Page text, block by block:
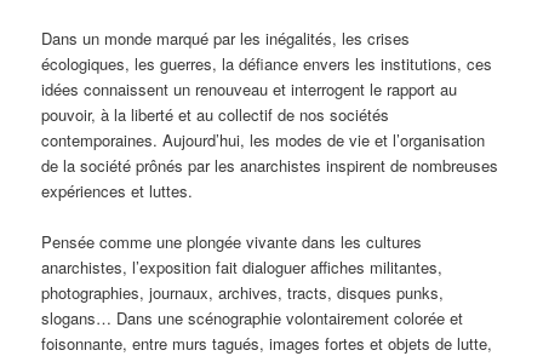
Dans un monde marqué par les inégalités, les crises
écologiques, les guerres, la défiance envers les institutions, ces
idées connaissent un renouveau et interrogent le rapport au
pouvoir, à la liberté et au collectif de nos sociétés
contemporaines. Aujourd’hui, les modes de vie et l’organisation
de la société prônés par les anarchistes inspirent de nombreuses
expériences et luttes.
Pensée comme une plongée vivante dans les cultures
anarchistes, l’exposition fait dialoguer affiches militantes,
photographies, journaux, archives, tracts, disques punks,
slogans… Dans une scénographie volontairement colorée et
foisonnante, entre murs tagués, images fortes et objets de lutte,